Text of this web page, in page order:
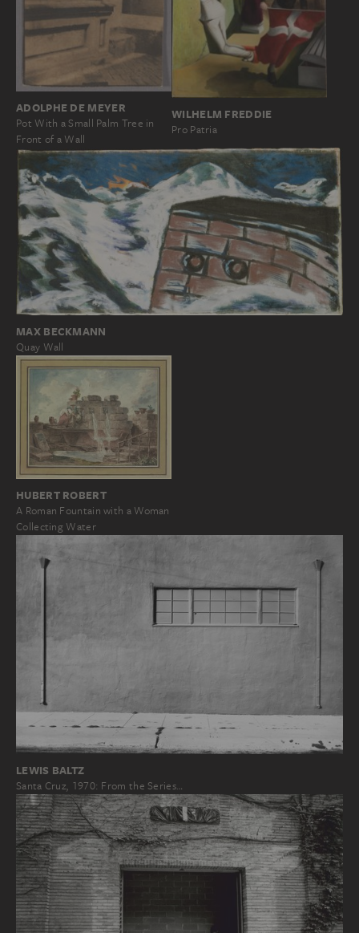
ADOLPHE DE MEYER
Pot With a Small Palm Tree in
Front of a Wall
WILHELM FREDDIE
Pro Patria
MAX BECKMANN
Quay Wall
HUBERT ROBERT
A Roman Fountain with a Woman
Collecting Water
LEWIS BALTZ
Santa Cruz, 1970: From the Series…